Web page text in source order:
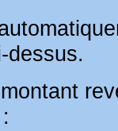
dessus.